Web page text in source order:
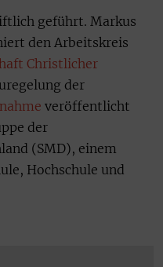
geführt. Markus
den Arbeitskreis
Christlicher
der
veröffentlicht
der
(SMD), einem
Hochschule und